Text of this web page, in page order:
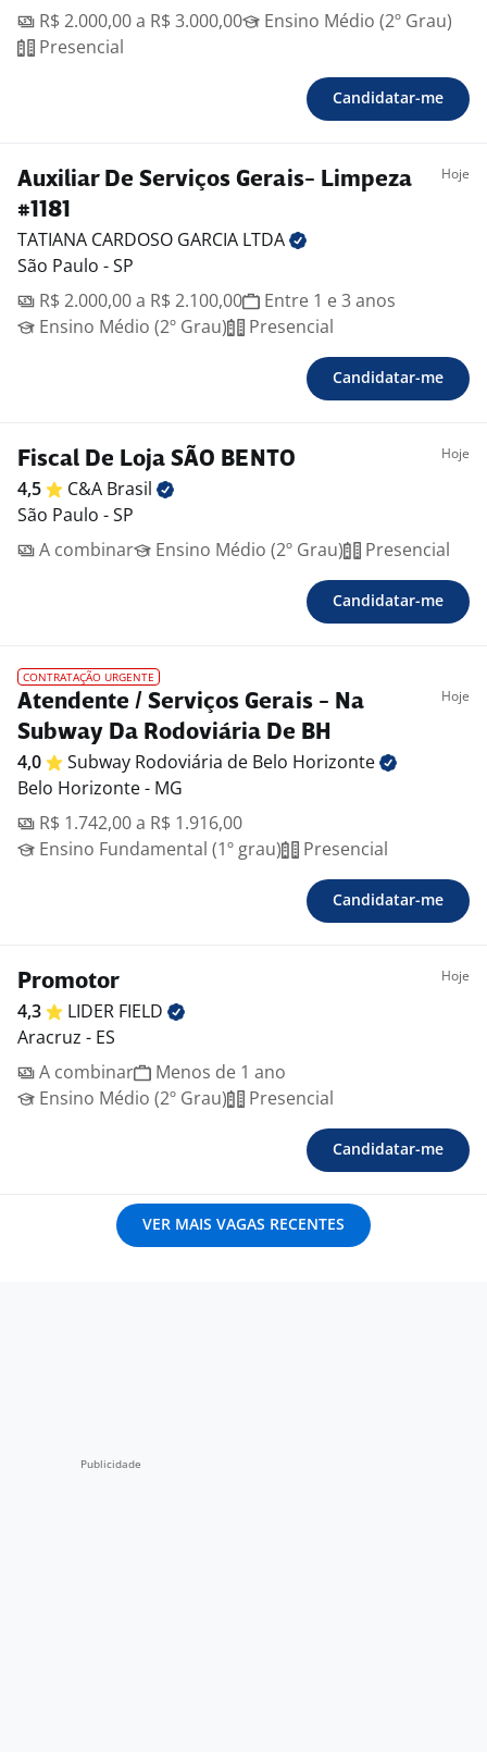
R$ 2.000,00 a R$ 3.000,00
Ensino Médio (2º Grau)
Presencial
Candidatar-me
Auxiliar De Serviços Gerais- Limpeza
#1181
Hoje
TATIANA CARDOSO GARCIA LTDA
São Paulo - SP
R$ 2.000,00 a R$ 2.100,00
Entre 1 e 3 anos
Ensino Médio (2º Grau)
Presencial
Candidatar-me
Fiscal De Loja SÃO BENTO Hoje
4,5 C&A Brasil
São Paulo - SP
A combinar
Ensino Médio (2º Grau) Presencial
Candidatar-me
CONTRATAÇÃO URGENTE
Atendente / Serviços Gerais - Na
Subway Da Rodoviária De BH
Hoje
4,0 Subway Rodoviária de Belo Horizonte
Belo Horizonte - MG
R$ 1.742,00 a R$ 1.916,00
Ensino Fundamental (1º grau)
Presencial
Candidatar-me
Promotor Hoje
4,3 LIDER FIELD
Aracruz - ES
A combinar
Menos de 1 ano
Ensino Médio (2º Grau)
Presencial
Candidatar-me
VER MAIS VAGAS RECENTES